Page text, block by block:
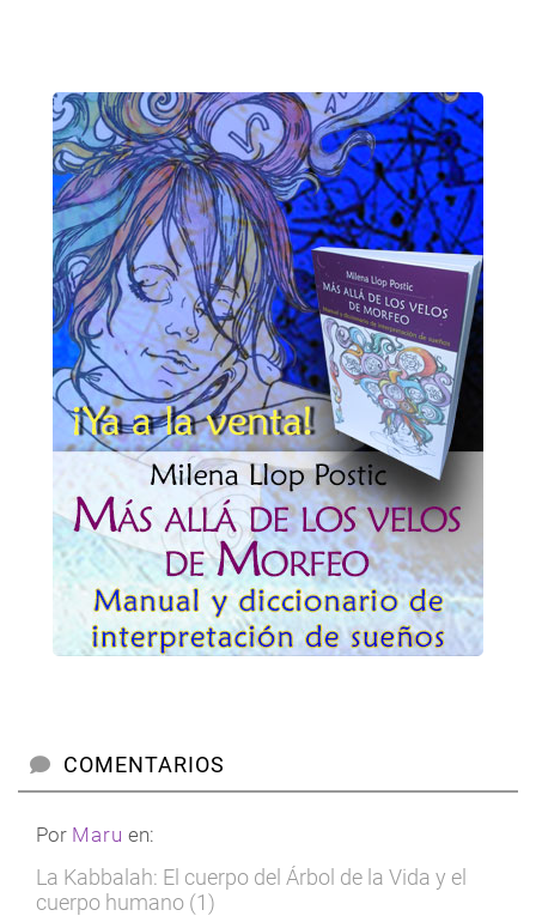
COMENTARIOS
Por Maru en:
La Kabbalah: El cuerpo del Árbol de la Vida y el
cuerpo humano (1)